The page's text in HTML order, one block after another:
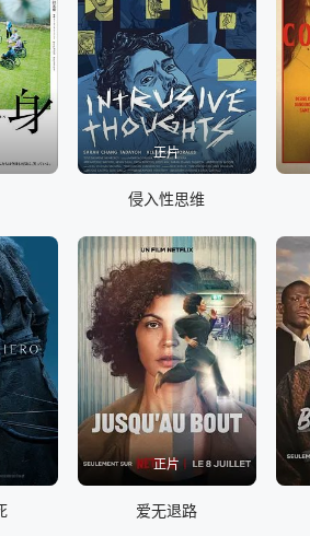
正片
侵入性思维
正片
爱无退路